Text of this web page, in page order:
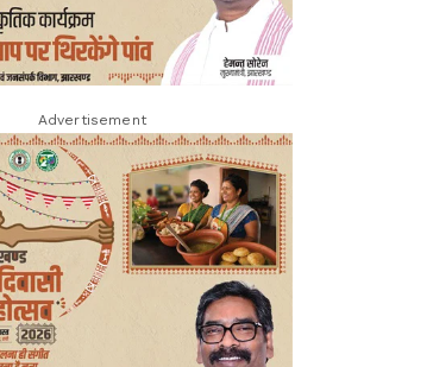
Advertisement